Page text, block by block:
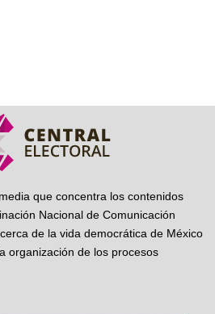
que concentra los contenidos
Nacional de Comunicación
de la vida democrática de México
organización de los procesos